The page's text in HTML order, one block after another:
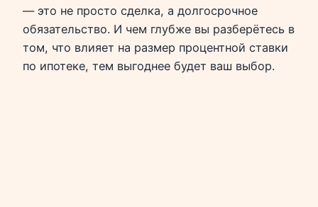
— это не просто сделка, а долгосрочное
обязательство. И чем глубже вы разберётесь в
том, что влияет на размер процентной ставки
по ипотеке, тем выгоднее будет ваш выбор.